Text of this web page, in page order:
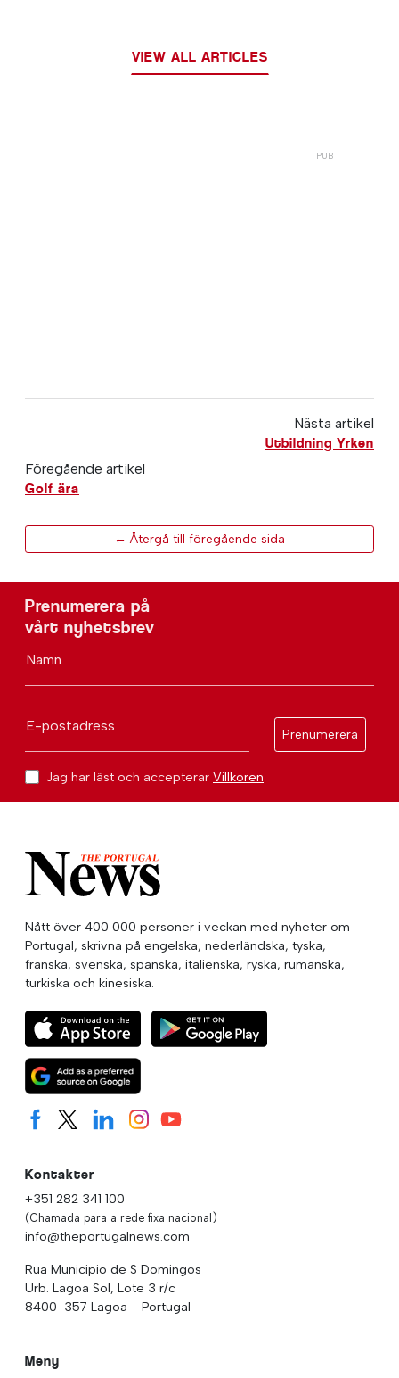
VIEW ALL ARTICLES
Nästa artikel
Utbildning Yrken
Föregående artikel
Golf ära
← Återgå till föregående sida
Prenumerera på
vårt nyhetsbrev
Namn
E-postadress
Prenumerera
Jag har läst och accepterar Villkoren
Nått över 400 000 personer i veckan med nyheter om
Portugal, skrivna på engelska, nederländska, tyska,
franska, svenska, spanska, italienska, ryska, rumänska,
turkiska och kinesiska.
Kontakter
+351 282 341 100
(Chamada para a rede fixa nacional)
info@theportugalnews.com
Rua Municipio de S Domingos
Urb. Lagoa Sol, Lote 3 r/c
8400-357 Lagoa - Portugal
Meny